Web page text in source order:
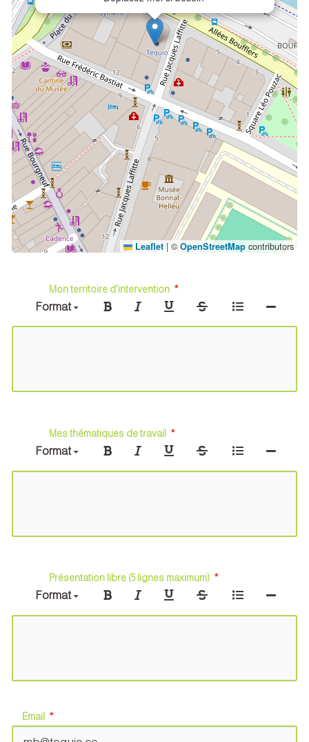
Leaflet | ©OpenStreetMap contributors
Mon territoire d'intervention
Format
Mes thématiques de travail
Format
Présentation libre (5 lignes maximum)
Format
Email